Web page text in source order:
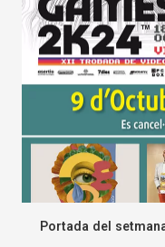
Portada del